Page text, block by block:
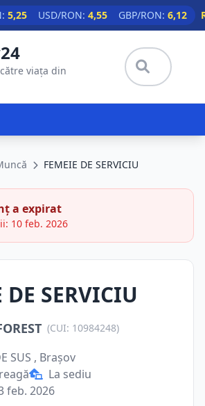
5,25 USD/RON: 4,55 GBP/RON: 6,12
viața din
FEMEIE DE SERVICIU
a expirat
10 feb. 2026
DE SERVICIU
(CUI: 10984248)
SUS , Brașov
La sediu
feb. 2026